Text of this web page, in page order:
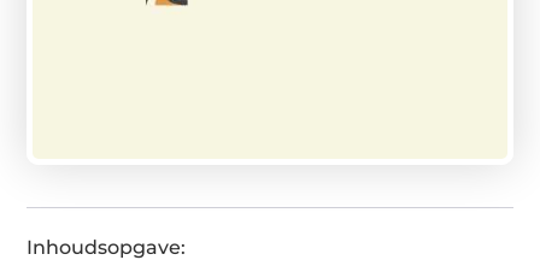
Inhoudsopgave: